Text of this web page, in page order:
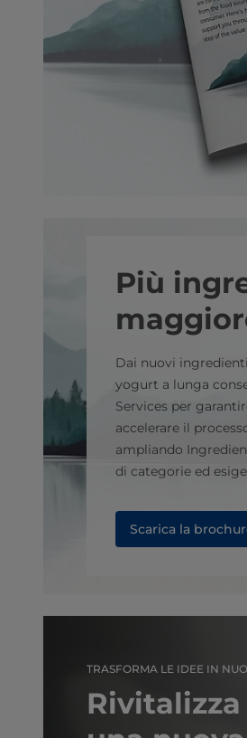
Più
Dai nuovi
yogurt a lunga
Services per
accelerare il
ampliando
di categorie ed
Scarica la
TRASFORMA LE IDEE IN